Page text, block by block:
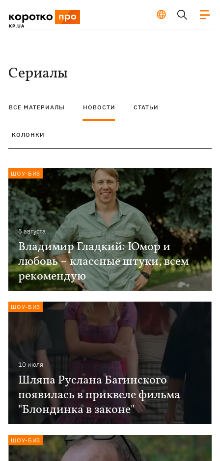
Сериалы
ВСЕ МАТЕРИАЛЫ НОВОСТИ СТАТЬИ
КОЛОНКИ
5 августа
Владимир Гладкий: Юмор и
любовь – классные штуки, всем
рекомендую
ШОУ-БИЗ
10 июля
Шляпа Руслана Багинского
появилась в приквеле фильма
"Блондинка в законе"
ШОУ-БИЗ
ШОУ-БИЗ